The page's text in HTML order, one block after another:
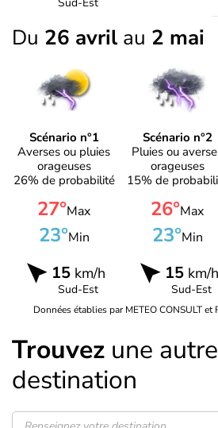
Sud-Est
Du 26 avril au 2 mai
Scénario n°1
Averses ou pluies
orageuses
26% de probabilité
27°Max
23°Min
15km/h
Sud-Est
Scénario n°2
Pluies ou
orageuses
15% de
26°Max
23°Min
15km/h
Sud-Est
Données établies par METEO CONSULT et
Trouvez une autre
destination